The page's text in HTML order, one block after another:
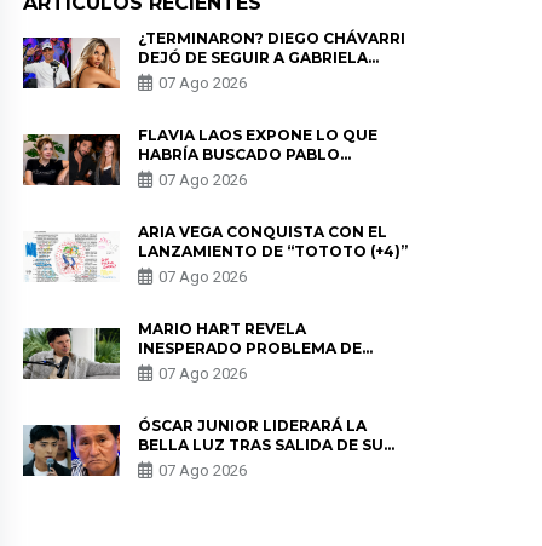
¿TERMINARON? DIEGO CHÁVARRI
DEJÓ DE SEGUIR A GABRIELA
HERRERA Y ANUNCIA SU SALIDA
DE PÓDCAST
07 Ago 2026
FLAVIA LAOS EXPONE LO QUE
HABRÍA BUSCADO PABLO
HEREDIA CON ALE FULLER: “UNA
DE LAS PARTES QUERÍA EL
07 Ago 2026
ARIA VEGA CONQUISTA CON EL
LANZAMIENTO DE “TOTOTO (+4)”
07 Ago 2026
MARIO HART REVELA
INESPERADO PROBLEMA DE
SALUD ANTES DE SEPARARSE DE
KORINA: “ME ENCONTRARON UN
07 Ago 2026
ÓSCAR JUNIOR LIDERARÁ LA
BELLA LUZ TRAS SALIDA DE SU
PADRE POR POLÉMICA CON
NALDY SALDAÑA
07 Ago 2026